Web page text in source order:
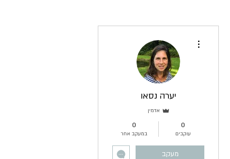
יערה נסאו
אדמין
0
עוקבים
0
במעקב אחר
מעקב